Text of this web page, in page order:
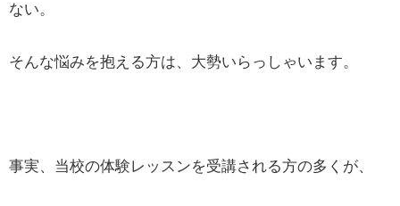
ない。
そんな悩みを抱える方は、大勢いらっしゃいます。
事実、当校の体験レッスンを受講される方の多くが、